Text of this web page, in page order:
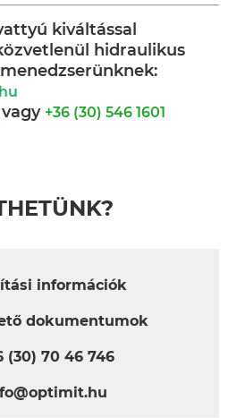
kiváltással
hidraulikus
vagy +36 (30) 546 1601
információk
dokumentumok
(30) 70 46 746